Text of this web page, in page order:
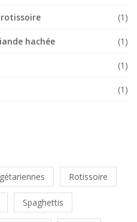
(1)
hachée (1)
(1)
(1)
Rotissoire
Spaghettis